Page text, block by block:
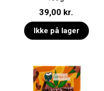
39,00 kr.
Ikke på lager